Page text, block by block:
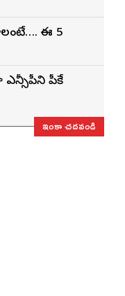
ఈ 5
పీకే
ఇంకా చదవండి